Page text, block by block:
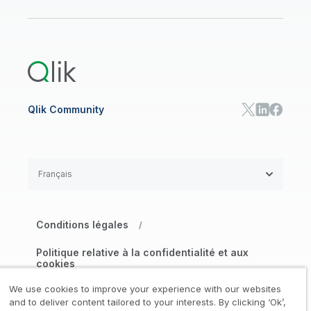
Qlik Community
Conditions légales /
Politique relative à la confidentialité et aux
cookies
Marques déposées / Confiance /
Français
We use cookies to improve your experience with our websites
and to deliver content tailored to your interests. By clicking ‘Ok’,